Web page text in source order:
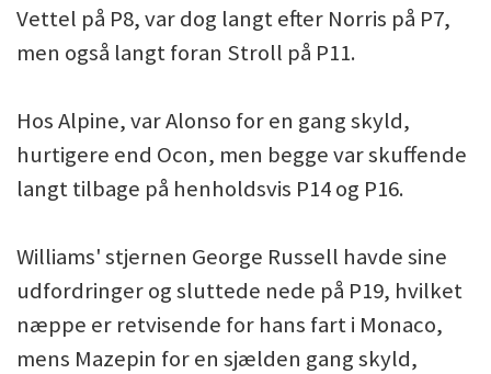
Vettel på P8, var dog langt efter Norris på P7,
men også langt foran Stroll på P11.
Hos Alpine, var Alonso for en gang skyld,
hurtigere end Ocon, men begge var skuffende
langt tilbage på henholdsvis P14 og P16.
Williams' stjernen George Russell havde sine
udfordringer og sluttede nede på P19, hvilket
næppe er retvisende for hans fart i Monaco,
mens Mazepin for en sjælden gang skyld,